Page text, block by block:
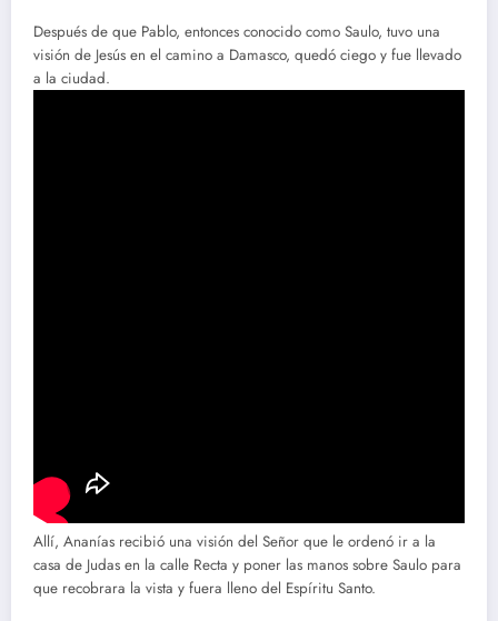
Después de que Pablo, entonces conocido como Saulo, tuvo una
visión de Jesús en el camino a Damasco, quedó ciego y fue llevado
a la ciudad.
Allí, Ananías recibió una visión del Señor que le ordenó ir a la
casa de Judas en la calle Recta y poner las manos sobre Saulo para
que recobrara la vista y fuera lleno del Espíritu Santo.